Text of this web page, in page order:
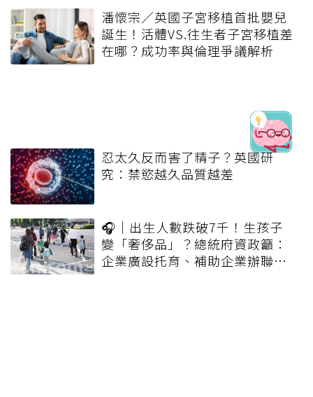
潘懷宗／英國子宮移植首批嬰兒
誕生！活體VS.往生者子宮移植差
在哪？成功率與倫理爭議解析
忍太久反而害了精子？英國研
究：禁慾越久品質越差
🎧｜出生人數跌破7千！生孩子
變「奢侈品」？總統府資政籲：
企業廣設托育、補助企業辦聯